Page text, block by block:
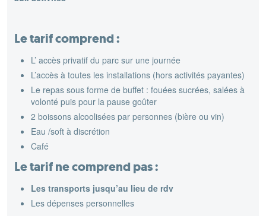
Le tarif comprend :
L’ accès privatif du parc sur une journée
L’accès à toutes les installations (hors activités payantes)
Le repas sous forme de buffet : fouées sucrées, salées à
volonté puis pour la pause goûter
2 boissons alcoolisées par personnes (bière ou vin)
Eau /soft à discrétion
Café
Le tarif ne comprend pas :
Les transports jusqu’au lieu de rdv
Les dépenses personnelles